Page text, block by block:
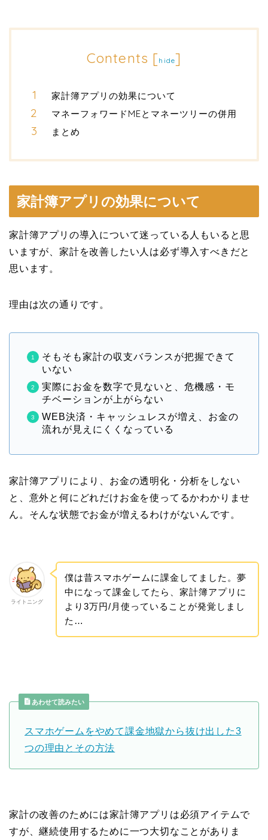
Contents [hide]
家計簿アプリの効果について
マネーフォワードMEとマネーツリーの併用
まとめ
家計簿アプリの効果について
家計簿アプリの導入について迷っている人もいると思
いますが、家計を改善したい人は必ず導入すべきだと
思います。
理由は次の通りです。
そもそも家計の収支バランスが把握できて
いない
実際にお金を数字で見ないと、危機感・モ
チベーションが上がらない
WEB決済・キャッシュレスが増え、お金の
流れが見えにくくなっている
家計簿アプリにより、お金の透明化・分析をしない
と、意外と何にどれだけお金を使ってるかわかりませ
ん。そんな状態でお金が増えるわけがないんです。
ライトニング
僕は昔スマホゲームに課金してました。夢
中になって課金してたら、家計簿アプリに
より3万円/月使っていることが発覚しまし
た…
あわせて読みたい
スマホゲームをやめて課金地獄から抜け出した3
つの理由とその方法
家計の改善のためには家計簿アプリは必須アイテムで
すが、継続使用するために一つ大切なことがありま